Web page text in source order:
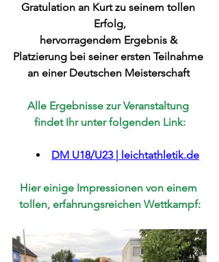
Gratulation an Kurt zu seinem tollen
Erfolg,
hervorragendem Ergebnis &
Platzierung bei seiner ersten Teilnahme
an einer Deutschen Meisterschaft
Alle Ergebnisse zur Veranstaltung
findet Ihr unter folgenden Link:
DM U18/U23 | leichtathletik.de
Hier einige Impressionen von einem
tollen, erfahrungsreichen Wettkampf: